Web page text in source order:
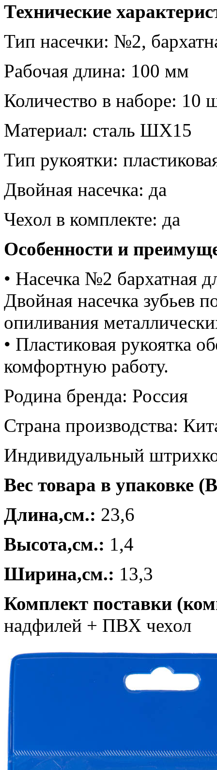
Технические
Тип насечки: №2,
Рабочая длина: 100 мм
Количество в наборе: 10
Материал: сталь ШХ15
Тип рукоятки:
Двойная насечка: да
Чехол в комплекте: да
Особенности и
• Насечка №2 бархатная
Двойная насечка зубьев
опиливания
• Пластиковая рукоятка
комфортную работу.
Родина бренда: Россия
Страна производства:
Индивидуальный
Вес товара в упаковке
Длина,см.: 23,6
Высота,см.: 1,4
Ширина,см.: 13,3
Комплект поставки
надфилей + ПВХ чехол